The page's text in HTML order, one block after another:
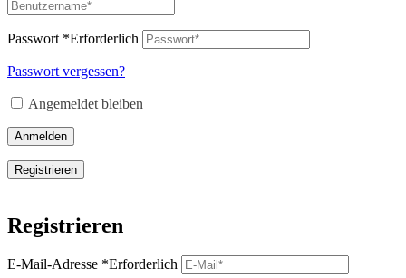
Passwort *Erforderlich
Passwort vergessen?
Angemeldet bleiben
Anmelden
Registrieren
Registrieren
E-Mail-Adresse *Erforderlich